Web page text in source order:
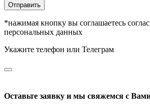
Отправить
*нажимая кнопку вы соглашаетесь
персональных данных
Укажите телефон или Телеграм
Оставьте заявку и мы свяжемся с